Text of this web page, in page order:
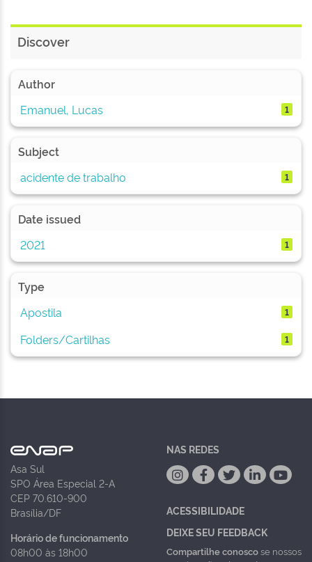
Discover
Author
Emanuel, Lucas
1
Subject
acidente de trabalho
1
Date issued
2021
1
Type
Apostila
1
Folders/Cartilhas 1
Asa Sul
SPO Área Especial 2-A
CEP 70.610-900
Brasília/DF
Horário de funcionamento
08h00 às 18h00
NAS REDES
ACESSIBILIDADE
DEIXE SEU FEEDBACK
Compartilhe conoscose nossos